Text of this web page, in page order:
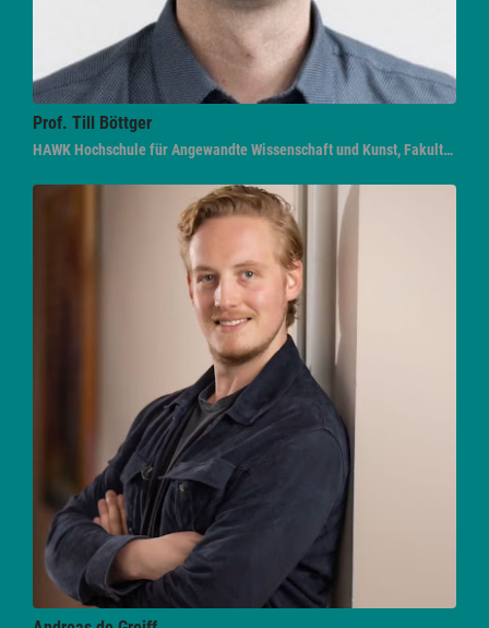
Prof. Till Böttger
HAWK Hochschule für Angewandte Wissenschaft und Kunst, Fakultät Bauen und Erhalten